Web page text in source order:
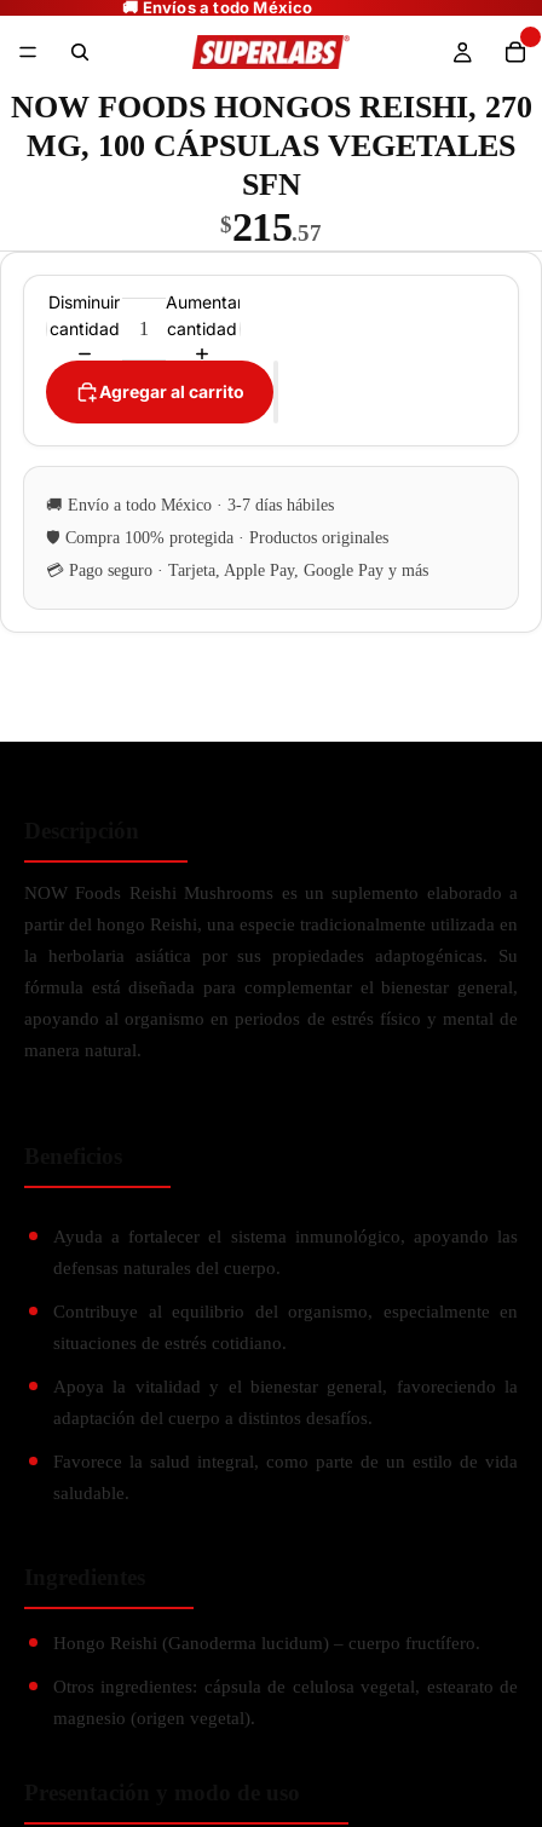
NOW FOODS HONGOS REISHI, 270
MG, 100 CÁPSULAS VEGETALES
SFN
$215.57
Disminuir
cantidad
Aumentar
cantidad
Agregar al carrito
NOW Foods Reishi Mushrooms es un suplemento elaborado a
partir del hongo Reishi, una especie tradicionalmente utilizada en
la herbolaria asiática por sus propiedades adaptogénicas. Su
fórmula está diseñada para complementar el bienestar general,
apoyando al organismo en periodos de estrés físico y mental de
manera natural.
Ayuda a fortalecer el sistema inmunológico, apoyando las
defensas naturales del cuerpo.
Contribuye al equilibrio del organismo, especialmente en
situaciones de estrés cotidiano.
Apoya la vitalidad y el bienestar general, favoreciendo la
adaptación del cuerpo a distintos desafíos.
Favorece la salud integral, como parte de un estilo de vida
saludable.
Hongo Reishi (Ganoderma lucidum) – cuerpo fructífero.
Otros ingredientes: cápsula de celulosa vegetal, estearato de
magnesio (origen vegetal).